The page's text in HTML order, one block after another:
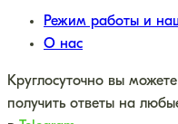
Режим работы и
О нас
Круглосуточно вы
получить ответы на